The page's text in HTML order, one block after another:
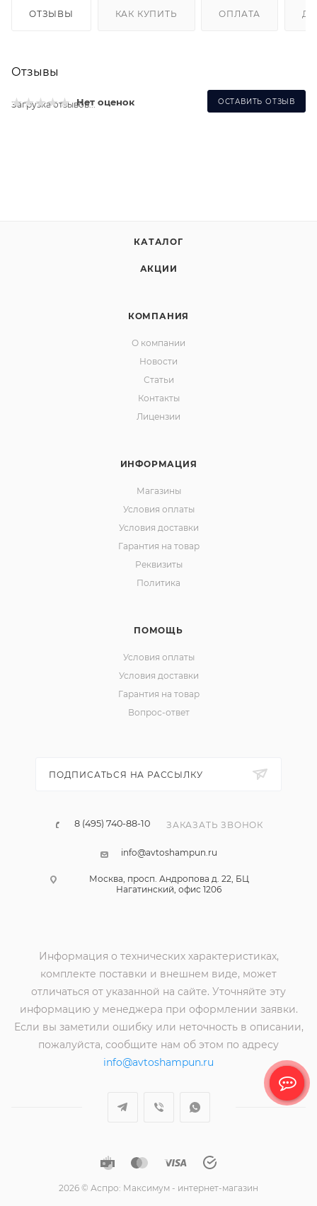
ОТЗЫВЫ КАК КУПИТЬ ОПЛАТА
Отзывы
Нет оценок ОСТАВИТЬ ОТЗЫВ
Загрузка отзывов...
КАТАЛОГ
АКЦИИ
КОМПАНИЯ
О компании
Новости
Статьи
Контакты
Лицензии
ИНФОРМАЦИЯ
Магазины
Условия оплаты
Условия доставки
Гарантия на товар
Реквизиты
Политика
ПОМОЩЬ
Условия оплаты
Условия доставки
Гарантия на товар
Вопрос-ответ
ПОДПИСАТЬСЯ НА РАССЫЛКУ
8 (495) 740-88-10 ЗАКАЗАТЬ ЗВОНОК
info@avtoshampun.ru
Москва, просп. Андропова д. 22, БЦ
Нагатинский, офис 1206
Информация о технических характеристиках,
комплекте поставки и внешнем виде, может
отличаться от указанной на сайте. Уточняйте эту
информацию у менеджера при оформлении заявки.
Если вы заметили ошибку или неточность в описании,
пожалуйста, сообщите нам об этом по адресу
info@avtoshampun.ru
2026 © Аспро: Максимум - интернет-магазин